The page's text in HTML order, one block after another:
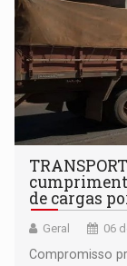
de cargas
Geral 06
Compromisso